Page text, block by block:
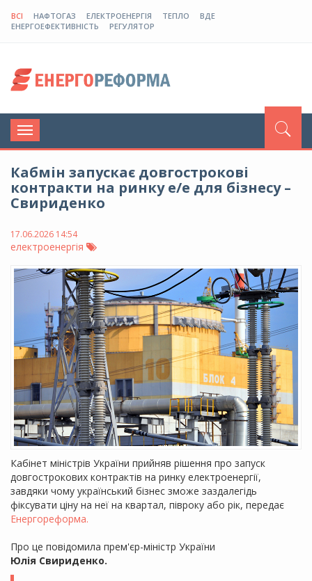
ВСІ НАФТОГАЗ ЕЛЕКТРОЕНЕРГІЯ ТЕПЛО
ВДЕ
ЕНЕРГОЕФЕКТИВНІСТЬ
РЕГУЛЯТОР
Toggle
navigation
Кабмін запускає довгострокові
контракти на ринку е/е для бізнесу –
Свириденко
17.06.2026 14:54
електроенергія
Кабінет міністрів України прийняв рішення про запуск
довгострокових контрактів на ринку електроенергії,
завдяки чому український бізнес зможе заздалегідь
фіксувати ціну на неї на квартал, півроку або рік, передає
Енергореформа.
Про це повідомила прем'єр-міністр України
Юлія Свириденко.